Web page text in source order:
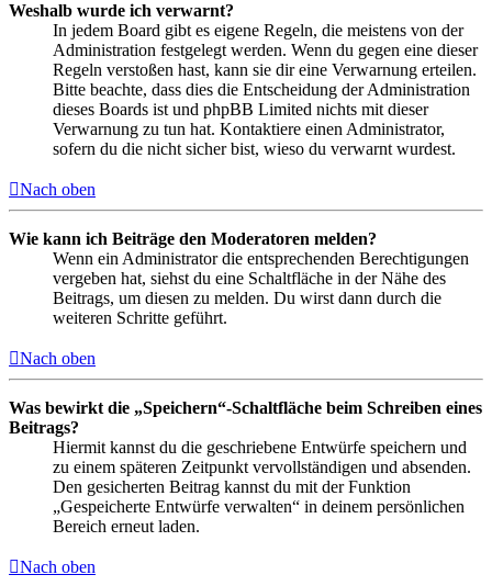
Weshalb wurde ich verwarnt?
In jedem Board gibt es eigene Regeln, die meistens von der
Administration festgelegt werden. Wenn du gegen eine dieser
Regeln verstoßen hast, kann sie dir eine Verwarnung erteilen.
Bitte beachte, dass dies die Entscheidung der Administration
dieses Boards ist und phpBB Limited nichts mit dieser
Verwarnung zu tun hat. Kontaktiere einen Administrator,
sofern du die nicht sicher bist, wieso du verwarnt wurdest.
Nach oben
Wie kann ich Beiträge den Moderatoren melden?
Wenn ein Administrator die entsprechenden Berechtigungen
vergeben hat, siehst du eine Schaltfläche in der Nähe des
Beitrags, um diesen zu melden. Du wirst dann durch die
weiteren Schritte geführt.
Nach oben
Was bewirkt die „Speichern“-Schaltfläche beim Schreiben eines
Beitrags?
Hiermit kannst du die geschriebene Entwürfe speichern und
zu einem späteren Zeitpunkt vervollständigen und absenden.
Den gesicherten Beitrag kannst du mit der Funktion
„Gespeicherte Entwürfe verwalten“ in deinem persönlichen
Bereich erneut laden.
Nach oben